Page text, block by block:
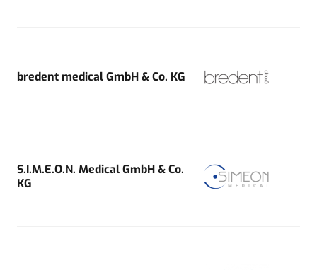
bredent medical GmbH & Co. KG
S.I.M.E.O.N. Medical GmbH & Co.
KG